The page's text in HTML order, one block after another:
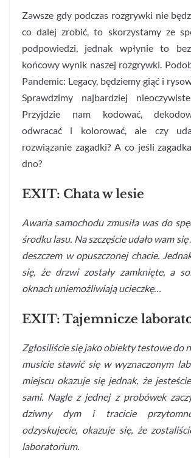
Zawsze gdy podczas rozgrywki nie
co dalej zrobić, to skorzystamy ze
podpowiedzi, jednak wpłynie to
końcowy wynik naszej rozgrywki.
Pandemic: Legacy, będziemy giąć i
Sprawdzimy najbardziej
Przyjdzie nam kodować,
odwracać i kolorować, ale czy
rozwiązanie zagadki? A co jeśli
dno?
EXIT: Chata w lesie
Awaria samochodu zmusiła was do
środku lasu. Na szczęście udało wam
deszczem w opuszczonej chacie.
się, że drzwi zostały zamknięte, a
oknach uniemożliwiają ucieczkę…
EXIT: Tajemnicze
Zgłosiliście się jako obiekty testowe do
musicie stawić się w wyznaczonym
miejscu okazuje się jednak, że
sami. Nagle z jednej z probówek
dziwny dym i tracicie
odzyskujecie, okazuje się, że
laboratorium.